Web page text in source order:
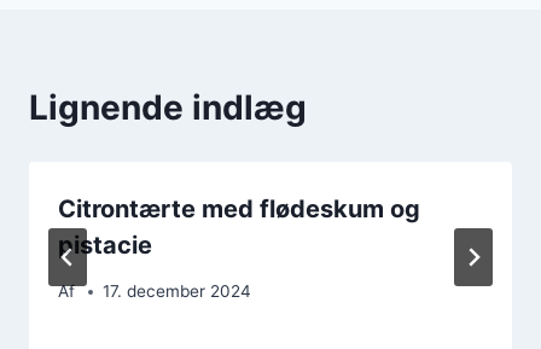
Lignende indlæg
Citrontærte med flødeskum og
pistacie
Af 17. december 2024